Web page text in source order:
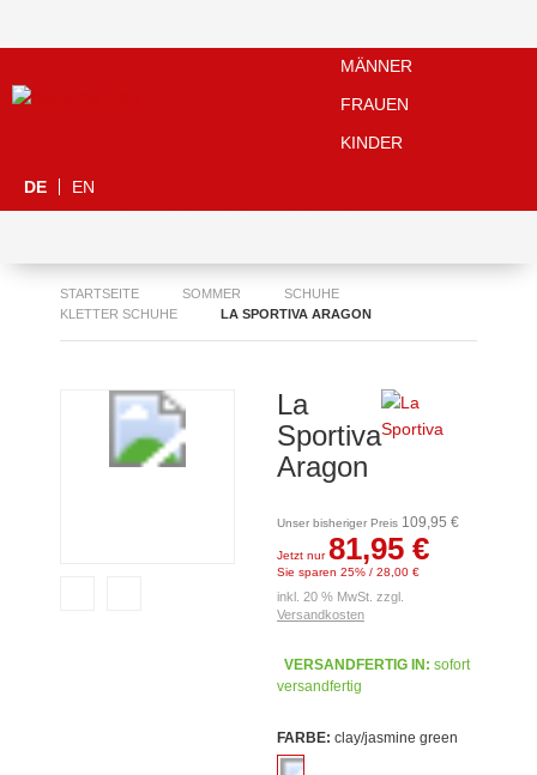
MÄNNER
FRAUEN
KINDER
DE EN
STARTSEITE SOMMER
SCHUHE
KLETTER SCHUHE
LA SPORTIVA ARAGON
La
Sportiva
Aragon
Unser bisheriger Preis 109,95 €
Jetzt nur81,95 €
Sie sparen 25% / 28,00 €
inkl. 20 % MwSt. zzgl.
Versandkosten
VERSANDFERTIG IN: sofort
versandfertig
FARBE: clay/jasmine green